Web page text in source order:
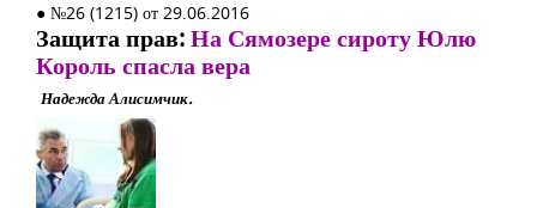
● №26 (1215) от 29.06.2016
Защита прав:На Сямозере сироту Юлю
Король спасла вера
Надежда Алисимчик.